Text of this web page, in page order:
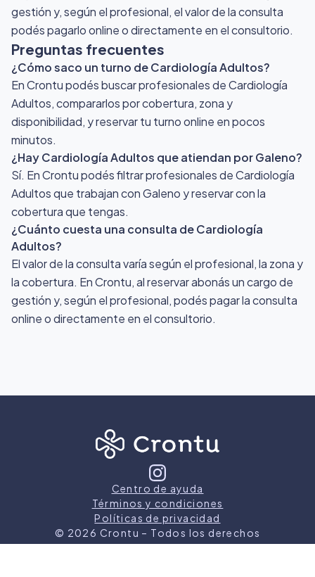
gestión y, según el profesional, el valor de la consulta
podés pagarlo online o directamente en el consultorio.
Preguntas frecuentes
¿Cómo saco un turno de Cardiología Adultos?
En Crontu podés buscar profesionales de Cardiología
Adultos, compararlos por cobertura, zona y
disponibilidad, y reservar tu turno online en pocos
minutos.
¿Hay Cardiología Adultos que atiendan por Galeno?
Sí. En Crontu podés filtrar profesionales de Cardiología
Adultos que trabajan con Galeno y reservar con la
cobertura que tengas.
¿Cuánto cuesta una consulta de Cardiología
Adultos?
El valor de la consulta varía según el profesional, la zona y
la cobertura. En Crontu, al reservar abonás un cargo de
gestión y, según el profesional, podés pagar la consulta
online o directamente en el consultorio.
Centro de ayuda
Términos y condiciones
Políticas de privacidad
© 2026 Crontu – Todos los derechos
reservados